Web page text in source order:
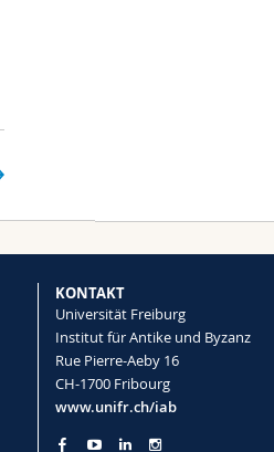
KONTAKT
Universität Freiburg
Institut für Antike und Byzanz
Rue Pierre-Aeby 16
CH-1700 Fribourg
www.unifr.ch/iab